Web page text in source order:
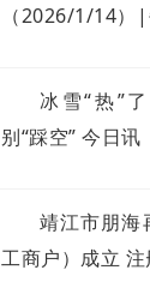
（2026/1/14）
冰雪“热”
别“踩空” 今日讯
靖江市朋海
工商户）成立